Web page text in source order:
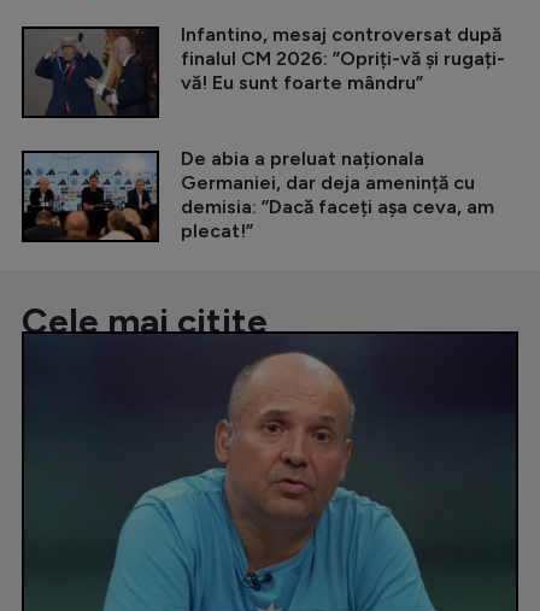
Infantino, mesaj controversat după
finalul CM 2026: ”Opriți-vă și rugați-
vă! Eu sunt foarte mândru”
De abia a preluat naționala
Germaniei, dar deja amenință cu
demisia: ”Dacă faceți așa ceva, am
plecat!”
Cele mai citite